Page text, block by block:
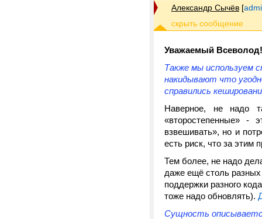
Александр Сычёв [
Уважаемый Всеволод!
Также мы используем
накидывают что
справились
Наверное, не надо
«второстепенные» -
взвешивать», но и
есть риск, что за этим
Тем более, не надо
даже ещё столь разных
поддержки разного
тоже надо обновлять).
Сущность